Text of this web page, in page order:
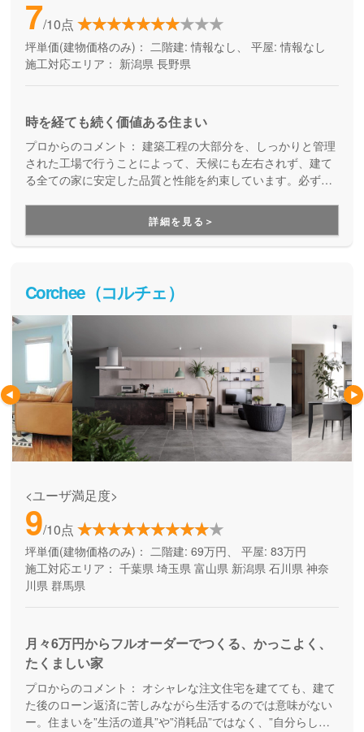
7/10点
坪単価(建物価格のみ)： 二階建: 情報なし、 平屋: 情報なし
施工対応エリア： 新潟県 長野県
時を経ても続く価値ある住まい
プロからのコメント： 建築工程の大部分を、しっかりと管理
された工場で行うことによって、天候にも左右されず、建て
る全ての家に安定した品質と性能を約束しています。必ず、
です。工場生産ならではの工期の短さも魅力の一つ。また、
建てた後も安心のサポートを備えています。
詳細を見る＞
Corchee（コルチェ）
<ユーザ満足度>
9/10点
坪単価(建物価格のみ)： 二階建: 69万円、 平屋: 83万円
施工対応エリア： 千葉県 埼玉県 富山県 新潟県 石川県 神奈
川県 群馬県
月々6万円からフルオーダーでつくる、かっこよく、
たくましい家
プロからのコメント： オシャレな注文住宅を建てても、建て
た後のローン返済に苦しみながら生活するのでは意味がない
ー。住まいを”生活の道具”や”消耗品”ではなく、”自分らしさ